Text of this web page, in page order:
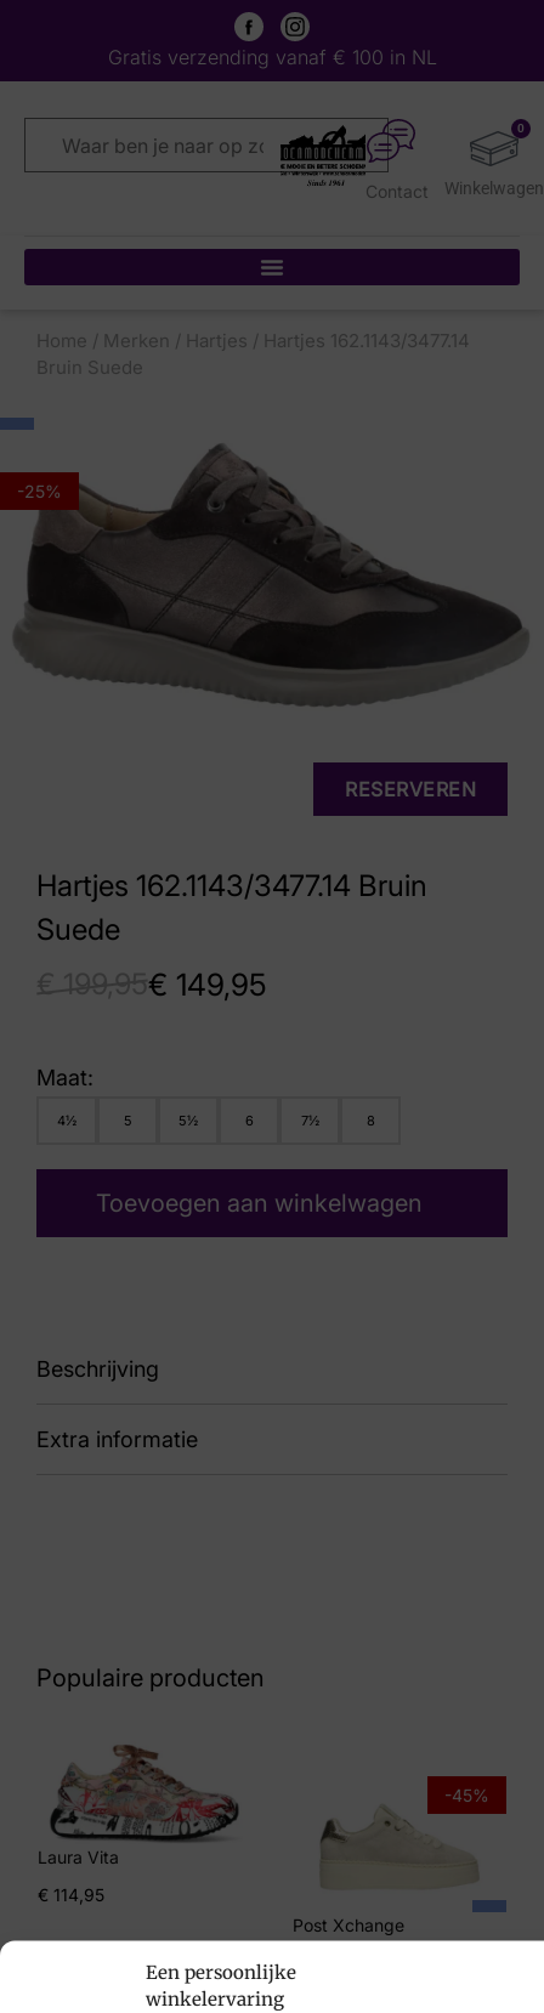
Een persoonlijke
winkelervaring
Gratis verzending vanaf € 100 in NL
0
Contact
Home / Merken / Hartjes / Hartjes 162.1143/3477.14
Bruin Suede
-25%
Hartjes 162.1143/3477.14 Bruin
Suede
€ 149,95
RESERVEREN
Maat:
4½ 5 5½ 6 7½ 8
Toevoegen aan winkelwagen
Beschrijving
86
Extra informatie
4½, 5, 5½, 6, 7½, 8
Merk
Hartjes
Artikelnummer
Populaire producten
Laura Vita
€ 114,95
-45%
Post Xchange